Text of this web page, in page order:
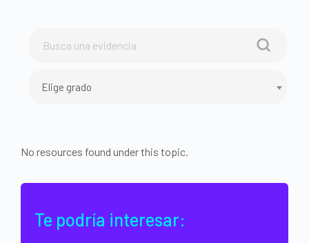
Elige grado
No resources found under this topic.
Te podría interesar: